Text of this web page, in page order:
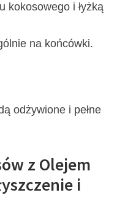
kokosowego i łyżką
na końcówki.
odżywione i pełne
z Olejem
i